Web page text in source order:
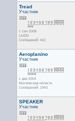
Tread
Участник
с сен 2008
UUDD
Сообщений: 462
Aeroplanino
Участник
с дек 2004
Московская область
Сообщений: 1943
SPEAKER
Участник